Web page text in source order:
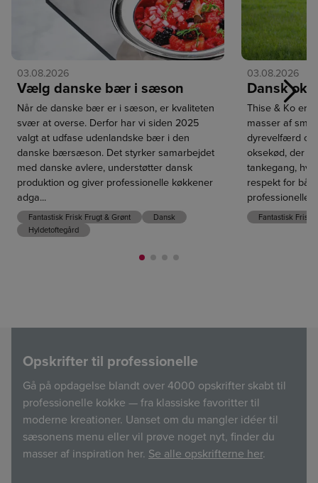
03.08.2026
Vælg danske bær i sæson
Når de danske bær er i sæson, er kvaliteten
svær at overse. Derfor har vi siden 2025
valgt at udfase udenlandske bær i den
danske bærsæson. Det styrker samarbejdet
med danske avlere, understøtter dansk
produktion og giver professionelle køkkener
adga...
Fantastisk Frisk Frugt & Grønt
Dansk
Hyldetoftegård
03.08.2026
Dansk
Thise & Ko er
masser af
dyrevelfærd og
oksekød, der
tankegang,
respekt for
professionelle
Fantastisk Frisk
Opskrifter til professionelle
Gå på opdagelse blandt over 4000 opskrifter skabt til
professionelle kokke — fra klassiske favoritter til
moderne kreationer. Uanset om du mangler idéer til
sæsonens menu eller vil prøve noget nyt, finder du
masser af inspiration her. Se alle opskrifterne her.